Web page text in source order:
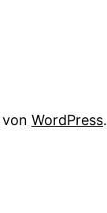
WordPress.